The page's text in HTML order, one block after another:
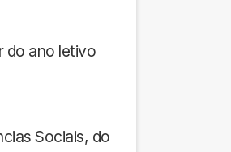
do ano letivo
Sociais, do